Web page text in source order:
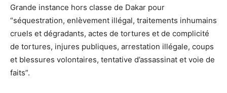
Grande instance hors classe de Dakar pour
“séquestration, enlèvement illégal, traitements inhumains
cruels et dégradants, actes de tortures et de complicité
de tortures, injures publiques, arrestation illégale, coups
et blessures volontaires, tentative d’assassinat et voie de
faits”.